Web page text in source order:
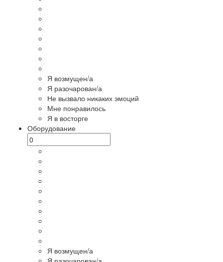
Я возмущен/а
Я разочарован/а
Не вызвало никаких эмоций
Мне понравилось
Я в восторге
Оборудование
Я возмущен/а